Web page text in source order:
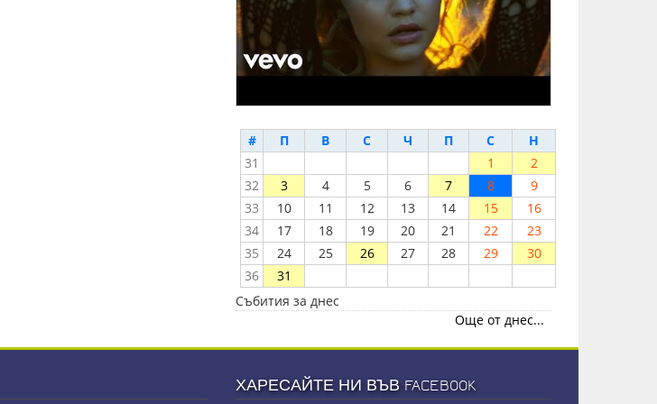
# П В С Ч П С
Н
31
1
2
32
3 4 5 6 7 8
9
33
10 11 12 13 14 15
16
34
17 18 19 20 21 22
23
35
24 25 26 27 28 29
30
36
31
Събития за днес
Още от днес...
ХАРЕСАЙТЕ НИ ВЪВ FACEBOOK